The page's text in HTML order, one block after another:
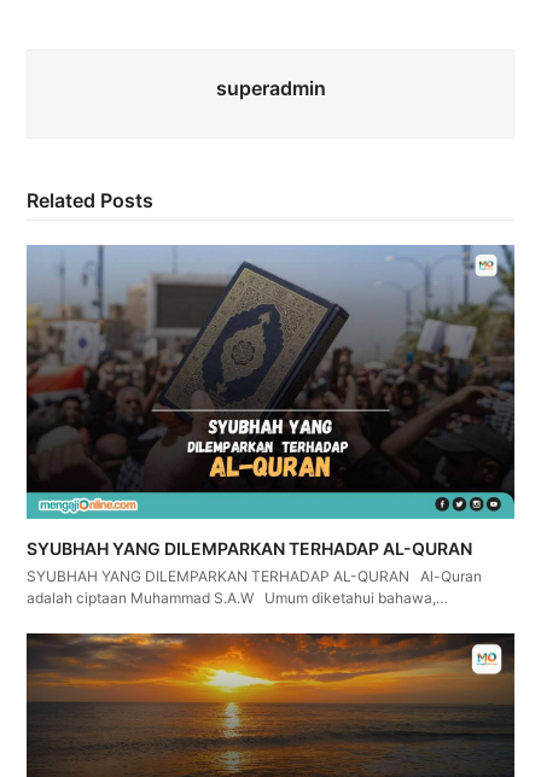
superadmin
Related Posts
SYUBHAH YANG DILEMPARKAN TERHADAP AL-QURAN
SYUBHAH YANG DILEMPARKAN TERHADAP AL-QURAN Al-Quran
adalah ciptaan Muhammad S.A.W Umum diketahui bahawa,…